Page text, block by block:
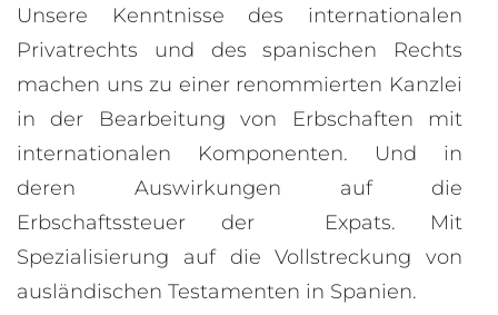
Unsere Kenntnisse des internationalen
Privatrechts und des spanischen Rechts
machen uns zu einer renommierten Kanzlei
in der Bearbeitung von Erbschaften mit
internationalen Komponenten. Und in
deren Auswirkungen auf die
Erbschaftssteuer der Expats. Mit
Spezialisierung auf die Vollstreckung von
ausländischen Testamenten in Spanien.